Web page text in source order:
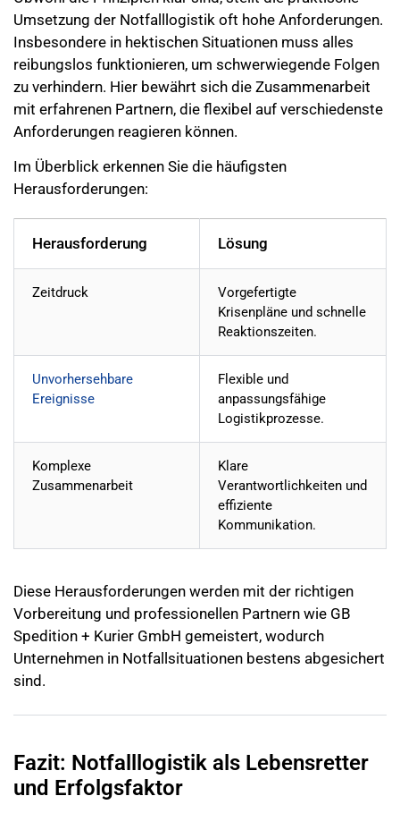
Umsetzung der Notfalllogistik oft hohe Anforderungen.
Insbesondere in hektischen Situationen muss alles
reibungslos funktionieren, um schwerwiegende Folgen
zu verhindern. Hier bewährt sich die Zusammenarbeit
mit erfahrenen Partnern, die flexibel auf verschiedenste
Anforderungen reagieren können.
Im Überblick erkennen Sie die häufigsten
Herausforderungen:
Herausforderung Lösung
Zeitdruck
Vorgefertigte
Krisenpläne und schnelle
Reaktionszeiten.
Unvorhersehbare
Ereignisse
Flexible und
anpassungsfähige
Logistikprozesse.
Komplexe
Zusammenarbeit
Klare
Verantwortlichkeiten und
effiziente
Kommunikation.
Diese Herausforderungen werden mit der richtigen
Vorbereitung und professionellen Partnern wie GB
Spedition + Kurier GmbH gemeistert, wodurch
Unternehmen in Notfallsituationen bestens abgesichert
sind.
Fazit: Notfalllogistik als Lebensretter
und Erfolgsfaktor